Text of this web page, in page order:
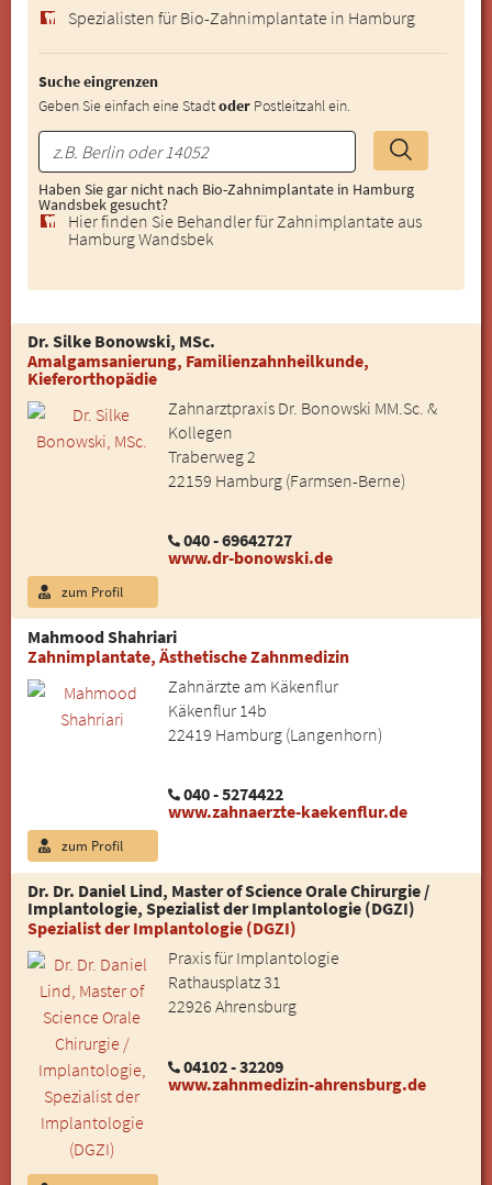
Spezialisten für Bio-Zahnimplantate in Hamburg
Suche eingrenzen
Geben Sie einfach eine Stadtoder Postleitzahl ein.
Haben Sie gar nicht nach Bio-Zahnimplantate in Hamburg
Wandsbek gesucht?
Hier finden Sie Behandler für Zahnimplantate aus
Hamburg Wandsbek
Dr. Silke Bonowski, MSc.
Amalgamsanierung, Familienzahnheilkunde,
Kieferorthopädie
Zahnarztpraxis Dr. Bonowski MM.Sc. &
Kollegen
Traberweg 2
22159 Hamburg (Farmsen-Berne)
040 - 69642727
www.dr-bonowski.de
zum Profil
Mahmood Shahriari
Zahnimplantate, Ästhetische Zahnmedizin
Zahnärzte am Käkenflur
Käkenflur 14b
22419 Hamburg (Langenhorn)
040 - 5274422
www.zahnaerzte-kaekenflur.de
zum Profil
Dr. Dr. Daniel Lind, Master of Science Orale Chirurgie /
Implantologie, Spezialist der Implantologie (DGZI)
Spezialist der Implantologie (DGZI)
Praxis für Implantologie
Rathausplatz 31
22926 Ahrensburg
04102 - 32209
www.zahnmedizin-ahrensburg.de